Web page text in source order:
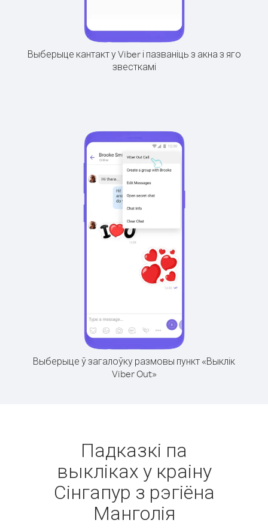
Выберыце кантакт у Viber і пазваніць з акна з яго
звесткамі
Выберыце ў загалоўку размовы пункт «Выклік
Viber Out»
Падказкі па
выкліках у краіну
Сінгапур з рэгіёна
Манголія